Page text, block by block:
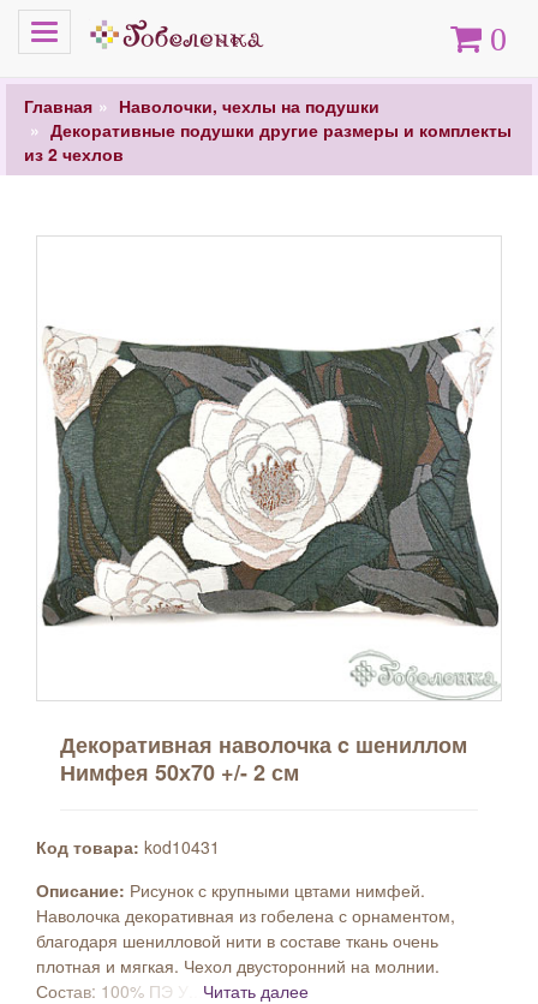
Меню Корзина
0
Главная
Наволочки, чехлы на подушки
Декоративные подушки другие размеры и комплекты
из 2 чехлов
Декоративная наволочка c шениллом
Нимфея 50х70 +/- 2 см
Код товара: kod10431
Описание: Рисунок с крупными цвтами нимфей.
Наволочка декоративная из гобелена с орнаментом,
благодаря шенилловой нити в составе ткань очень
плотная и мягкая. Чехол двусторонний на молнии.
Состав: 100% ПЭ У... Читать далее